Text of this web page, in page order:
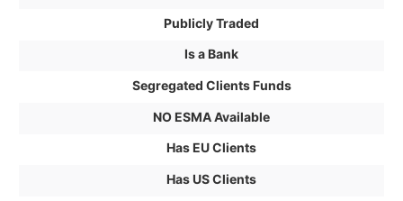
Publicly Traded
Is a Bank
Segregated Clients Funds
NO ESMA Available
Has EU Clients
Has US Clients